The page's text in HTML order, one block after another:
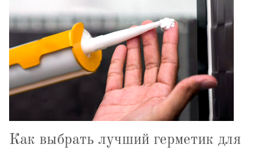
Как выбрать лучший герметик для